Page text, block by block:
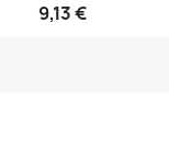
9,13 €